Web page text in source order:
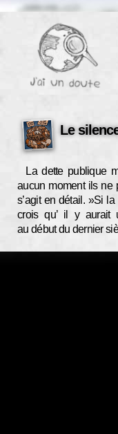
Le
La dette publique
aucun moment ils ne
s’agit en détail. »Si
crois qu’ il y aurait
au début du dernier